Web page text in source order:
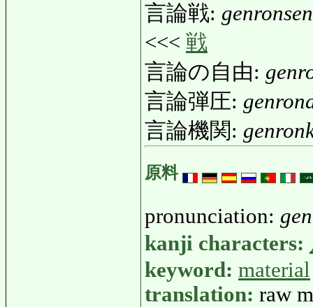
言論戦: genronsen
<<< 戦
言論の自由:
言論弾圧:
言論機関:
原料
pronunciation:
kanji characters:
keyword: material
translation: raw